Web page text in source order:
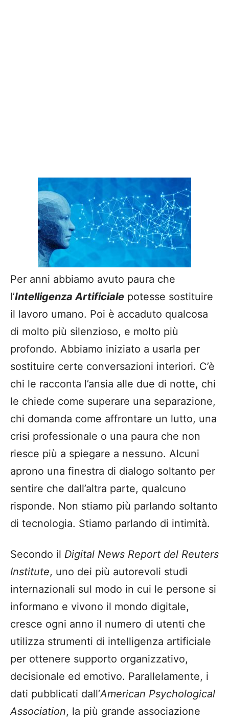
Per anni abbiamo avuto paura che
l’Intelligenza Artificiale potesse sostituire
il lavoro umano. Poi è accaduto qualcosa
di molto più silenzioso, e molto più
profondo. Abbiamo iniziato a usarla per
sostituire certe conversazioni interiori. C’è
chi le racconta l’ansia alle due di notte, chi
le chiede come superare una separazione,
chi domanda come affrontare un lutto, una
crisi professionale o una paura che non
riesce più a spiegare a nessuno. Alcuni
aprono una finestra di dialogo soltanto per
sentire che dall’altra parte, qualcuno
risponde. Non stiamo più parlando soltanto
di tecnologia. Stiamo parlando di intimità.
Secondo il Digital News Report del Reuters
Institute, uno dei più autorevoli studi
internazionali sul modo in cui le persone si
informano e vivono il mondo digitale,
cresce ogni anno il numero di utenti che
utilizza strumenti di intelligenza artificiale
per ottenere supporto organizzativo,
decisionale ed emotivo. Parallelamente, i
dati pubblicati dall’American Psychological
Association, la più grande associazione